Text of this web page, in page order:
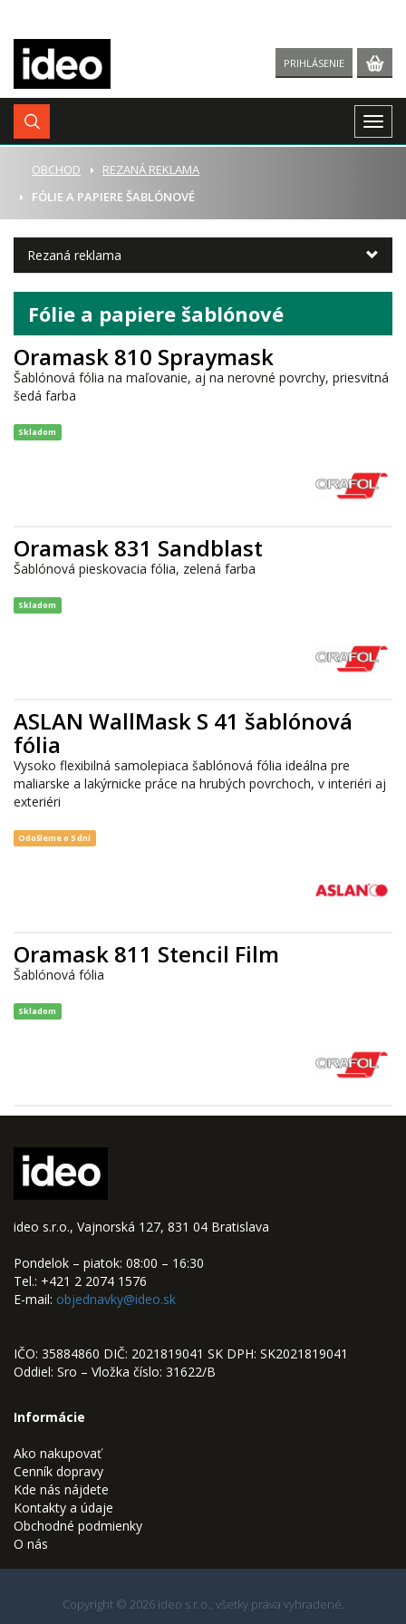
PRIHLÁSENIE
ÚVOD
OBCHOD
REZANÁ REKLAMA
FÓLIE A PAPIERE ŠABLÓNOVÉ
Rezaná reklama
Fólie a papiere šablónové
Oramask 810 Spraymask
Šablónová fólia na maľovanie, aj na nerovné povrchy, priesvitná
šedá farba
Skladom
Oramask 831 Sandblast
Šablónová pieskovacia fólia, zelená farba
Skladom
ASLAN WallMask S 41 šablónová
fólia
Vysoko flexibilná samolepiaca šablónová fólia ideálna pre
maliarske a lakýrnicke práce na hrubých povrchoch, v interiéri aj
exteriéri
Odošleme o 5 dní
Oramask 811 Stencil Film
Šablónová fólia
Skladom
ideo s.r.o., Vajnorská 127, 831 04 Bratislava
Pondelok – piatok: 08:00 – 16:30
Tel.: +421 2 2074 1576
E-mail: objednavky@ideo.sk
IČO: 35884860 DIČ: 2021819041 SK DPH: SK2021819041
Oddiel: Sro – Vložka číslo: 31622/B
Informácie
Ako nakupovať
Cenník dopravy
Kde nás nájdete
Kontakty a údaje
Obchodné podmienky
O nás
Copyright © 2026 ideo s.r.o., všetky práva vyhradené.